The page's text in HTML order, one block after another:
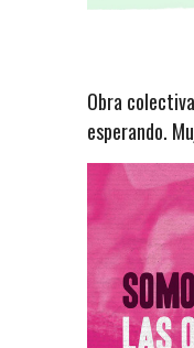
Obra
esperando.